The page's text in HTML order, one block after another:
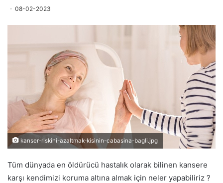
08-02-2023
kanser-riskini-azaltmak-kisinin-cabasina-bagli.jpg
Tüm dünyada en öldürücü hastalık olarak bilinen kansere
karşı kendimizi koruma altına almak için neler yapabiliriz ?